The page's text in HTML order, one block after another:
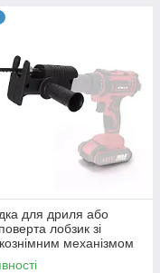
для дриля або
лобзик зі
механізмом
107